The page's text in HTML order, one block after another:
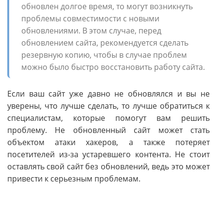
обновлен долгое время, то могут возникнуть
проблемы совместимости с новыми
обновлениями. В этом случае, перед
обновлением сайта, рекомендуется сделать
резервную копию, чтобы в случае проблем
можно было быстро восстановить работу сайта.
Если ваш сайт уже давно не обновлялся и вы не
уверены, что лучше сделать, то лучше обратиться к
специалистам, которые помогут вам решить
проблему. Не обновленный сайт может стать
объектом атаки хакеров, а также потеряет
посетителей из-за устаревшего контента. Не стоит
оставлять свой сайт без обновлений, ведь это может
привести к серьезным проблемам.